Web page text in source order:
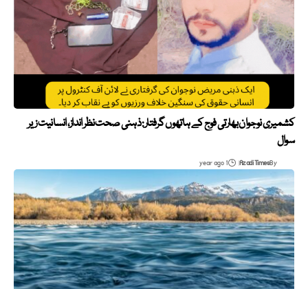
کشمیری نوجوان بھارتی فوج کے ہاتھوں گرفتار: ذہنی صحت نظر انداز، انسانیت زیر
سوال
By
Azadi Times
1 year ago